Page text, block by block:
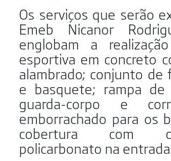
Os serviços que serão
Emeb Nicanor
englobam a
esportiva em concreto
alambrado; conjunto de
e basquete; rampa de
guarda-corpo e
emborrachado para os
cobertura com
policarbonato na